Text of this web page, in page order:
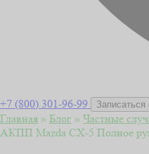
+7 (800) 301-96-99 Записаться
Главная » Блог » Частные
АКПП Mazda CX-5 Полное